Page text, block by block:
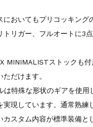
においてもプリコッキング
トリガー、フルオートに3
MINIMALISTストックも
だけます。
は特殊な形状のギアを使用
実現しています。通常熟練
カスタム内容が標準装備と